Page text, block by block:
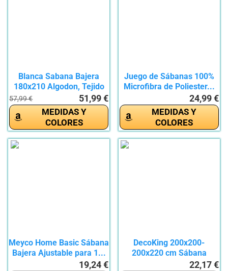
Blanca Sabana Bajera
180x210 Algodon, Tejido
57,99 € 51,99 €
MEDIDAS Y
COLORES
Juego de Sábanas 100%
Microfibra de Poliester...
24,99 €
MEDIDAS Y
COLORES
Meyco Home Basic Sábana
Bajera Ajustable para 1...
19,24 €
DecoKing 200x200-
200x220 cm Sábana
22,17 €